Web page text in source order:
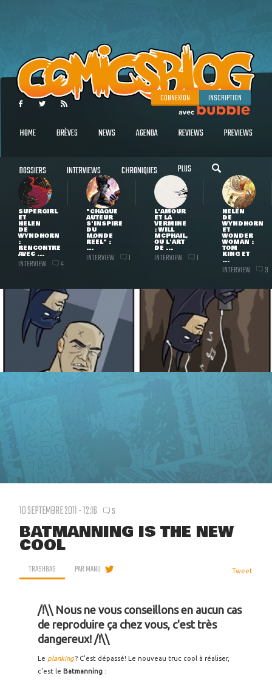
CONNEXION INSCRIPTION
HOME BRÈVES NEWS AGENDA REVIEWS PREVIEWS
DOSSIERS INTERVIEWS CHRONIQUES PLUS
SUPERGIRL
ET
HELEN
DE
WYNDHORN
:
RENCONTRE
AVEC ...
INTERVIEW 4
"CHAQUE
AUTEUR
S'INSPIRE
DU
MONDE
RÉEL" :
...
INTERVIEW 1
L'AMOUR
ET LA
VERMINE
: WILL
MCPHAIL,
OU L'ART
DE ...
INTERVIEW 1
HELEN
DE
WYNDHORN
ET
WONDER
WOMAN :
TOM
KING ET
...
INTERVIEW 3
10 SEPTEMBRE 2011 - 12:16 5
BATMANNING IS THE NEW
COOL
TRASHBAG PARMANU Tweet
/!\\ Nous ne vous conseillons en aucun cas
de reproduire ça chez vous, c'est très
dangereux! /!\\
Le planking? C'est dépassé! Le nouveau truc cool à réaliser,
c'est le Batmanning :